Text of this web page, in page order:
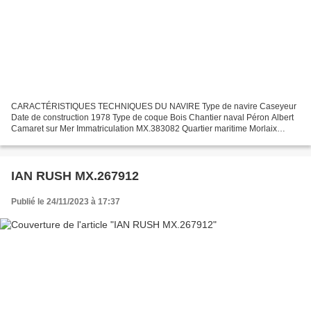
CARACTÉRISTIQUES TECHNIQUES DU NAVIRE Type de navire Caseyeur
Date de construction 1978 Type de coque Bois Chantier naval Péron Albert
Camaret sur Mer Immatriculation MX.383082 Quartier maritime Morlaix
IAN RUSH MX.267912
Publié le 24/11/2023 à 17:37